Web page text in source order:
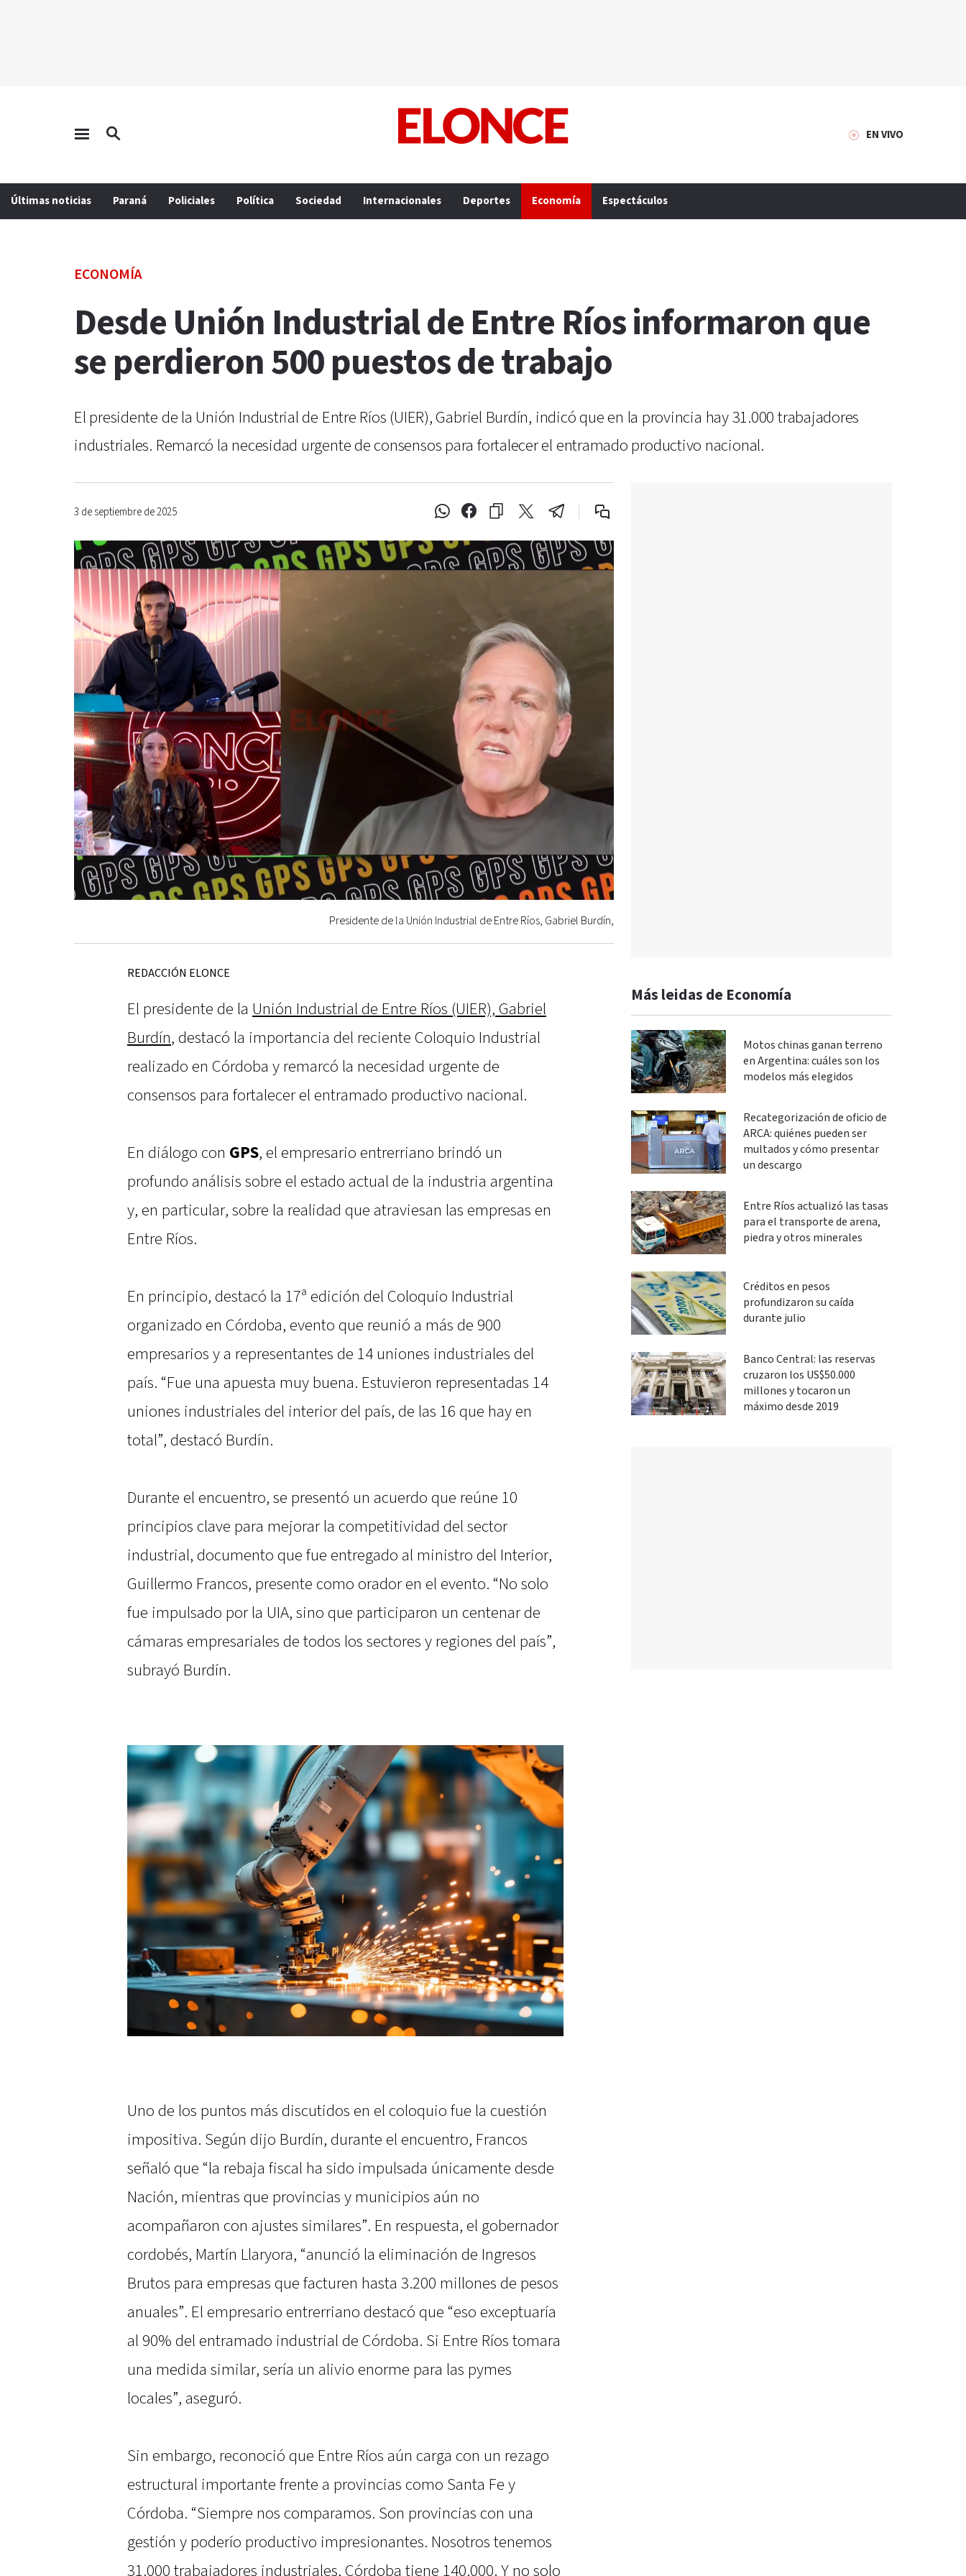
EN VIVO
Últimas noticias Paraná Policiales Política Sociedad Internacionales Deportes Economía Espectáculos
ECONOMÍA
Desde Unión Industrial de Entre Ríos informaron que
se perdieron 500 puestos de trabajo
El presidente de la Unión Industrial de Entre Ríos (UIER), Gabriel Burdín, indicó que en la provincia hay 31.000 trabajadores
industriales. Remarcó la necesidad urgente de consensos para fortalecer el entramado productivo nacional.
3 de septiembre de 2025
Presidente de la Unión Industrial de Entre Ríos, Gabriel Burdín,
REDACCIÓN ELONCE
El presidente de la Unión Industrial de Entre Ríos (UIER), Gabriel
Burdín, destacó la importancia del reciente Coloquio Industrial
realizado en Córdoba y remarcó la necesidad urgente de
consensos para fortalecer el entramado productivo nacional.
En diálogo con GPS, el empresario entrerriano brindó un
profundo análisis sobre el estado actual de la industria argentina
y, en particular, sobre la realidad que atraviesan las empresas en
Entre Ríos.
En principio, destacó la 17ª edición del Coloquio Industrial
organizado en Córdoba, evento que reunió a más de 900
empresarios y a representantes de 14 uniones industriales del
país. “Fue una apuesta muy buena. Estuvieron representadas 14
uniones industriales del interior del país, de las 16 que hay en
total”, destacó Burdín.
Durante el encuentro, se presentó un acuerdo que reúne 10
principios clave para mejorar la competitividad del sector
industrial, documento que fue entregado al ministro del Interior,
Guillermo Francos, presente como orador en el evento. “No solo
fue impulsado por la UIA, sino que participaron un centenar de
cámaras empresariales de todos los sectores y regiones del país”,
subrayó Burdín.
Uno de los puntos más discutidos en el coloquio fue la cuestión
impositiva. Según dijo Burdín, durante el encuentro, Francos
señaló que “la rebaja fiscal ha sido impulsada únicamente desde
Nación, mientras que provincias y municipios aún no
acompañaron con ajustes similares”. En respuesta, el gobernador
cordobés, Martín Llaryora, “anunció la eliminación de Ingresos
Brutos para empresas que facturen hasta 3.200 millones de pesos
anuales”. El empresario entrerriano destacó que “eso exceptuaría
al 90% del entramado industrial de Córdoba. Si Entre Ríos tomara
una medida similar, sería un alivio enorme para las pymes
locales”, aseguró.
Sin embargo, reconoció que Entre Ríos aún carga con un rezago
estructural importante frente a provincias como Santa Fe y
Córdoba. “Siempre nos comparamos. Son provincias con una
gestión y poderío productivo impresionantes. Nosotros tenemos
31.000 trabajadores industriales, Córdoba tiene 140.000. Y no solo
Más leidas de Economía
Motos chinas ganan terreno
en Argentina: cuáles son los
modelos más elegidos
Recategorización de oficio de
ARCA: quiénes pueden ser
multados y cómo presentar
un descargo
Entre Ríos actualizó las tasas
para el transporte de arena,
piedra y otros minerales
Créditos en pesos
profundizaron su caída
durante julio
Banco Central: las reservas
cruzaron los US$50.000
millones y tocaron un
máximo desde 2019